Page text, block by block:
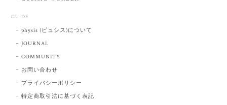
GUIDE
physis (ピュシス)について
JOURNAL
COMMUNITY
お問い合わせ
プライバシーポリシー
特定商取引法に基づく表記